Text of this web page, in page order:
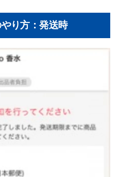
り方：発送時